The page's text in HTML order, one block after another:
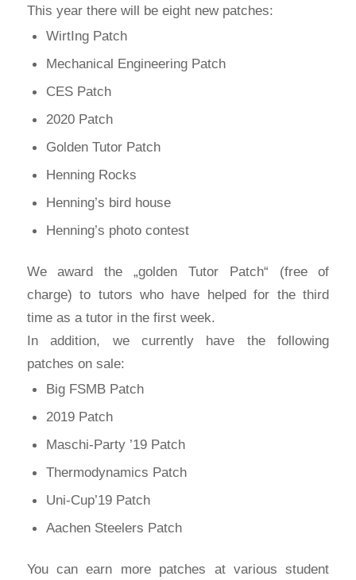
This year there will be eight new patches:
WirtIng Patch
Mechanical Engineering Patch
CES Patch
2020 Patch
Golden Tutor Patch
Henning Rocks
Henning’s bird house
Henning’s photo contest
We award the „golden Tutor Patch“ (free of
charge) to tutors who have helped for the third
time as a tutor in the first week.
In addition, we currently have the following
patches on sale:
Big FSMB Patch
2019 Patch
Maschi-Party ’19 Patch
Thermodynamics Patch
Uni-Cup’19 Patch
Aachen Steelers Patch
You can earn more patches at various student